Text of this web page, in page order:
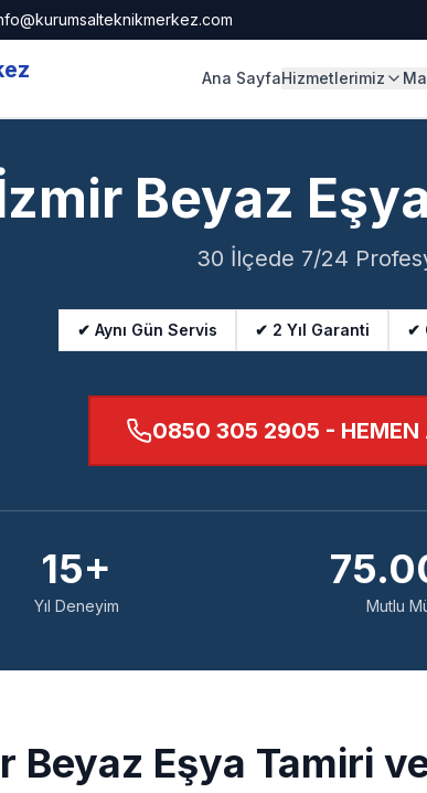
Ana SayfaHizmetlerimiz
Beyaz
30 İlçede 7/24
✔ Aynı Gün Servis ✔ 2 Yıl Garanti ✔
0850 305 2905 - HEMEN
15+
Yıl Deneyim Mutlu
Beyaz Eşya Tamiri